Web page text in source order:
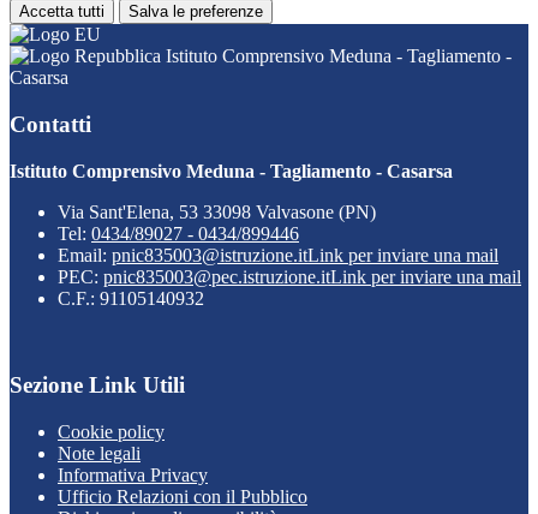
Accetta tutti Salva le preferenze
Istituto Comprensivo Meduna - Tagliamento -
Casarsa
Contatti
Istituto Comprensivo Meduna - Tagliamento - Casarsa
Via Sant'Elena, 53 33098 Valvasone (PN)
Tel: 0434/89027 - 0434/899446
Email: pnic835003@istruzione.itLink per inviare una mail
PEC: pnic835003@pec.istruzione.itLink per inviare una mail
C.F.: 91105140932
Sezione Link Utili
Cookie policy
Note legali
Informativa Privacy
Ufficio Relazioni con il Pubblico